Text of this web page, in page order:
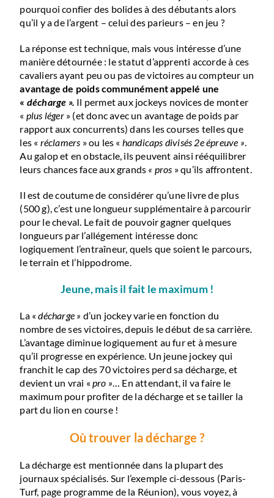
pourquoi confier des bolides à des débutants alors
qu’il y a de l’argent – celui des parieurs – en jeu ?
La réponse est technique, mais vous intéresse d’une
manière détournée : le statut d’apprenti accorde à ces
cavaliers ayant peu ou pas de victoires au compteur un
avantage de poids communément appelé une
« décharge ». Il permet aux jockeys novices de monter
« plus léger» (et donc avec un avantage de poids par
rapport aux concurrents) dans les courses telles que
les « réclamers » ou les « handicaps divisés 2e épreuve »
Au galop et en obstacle, ils peuvent ainsi rééquilibrer
leurs chances face aux grands « pros » qu’ils affrontent.
Il est de coutume de considérer qu’une livre de plus
(500 g), c’est une longueur supplémentaire à parcourir
pour le cheval. Le fait de pouvoir gagner quelques
longueurs par l’allégement intéresse donc
logiquement l’entraîneur, quels que soient le parcours,
le terrain et l’hippodrome.
Jeune, mais il fait le maximum !
La «décharge » d’un jockey varie en fonction du
nombre de ses victoires, depuis le début de sa carrière.
L’avantage diminue logiquement au fur et à mesure
qu’il progresse en expérience. Un jeune jockey qui
franchit le cap des 70 victoires perd sa décharge, et
devient un vrai «pro » … En attendant, il va faire le
maximum pour profiter de la décharge et se tailler la
part du lion en course !
Où trouver la décharge ?
La décharge est mentionnée dans la plupart des
journaux spécialisés. Sur l’exemple ci-dessous (Paris-
Turf, page programme de la Réunion), vous voyez, à